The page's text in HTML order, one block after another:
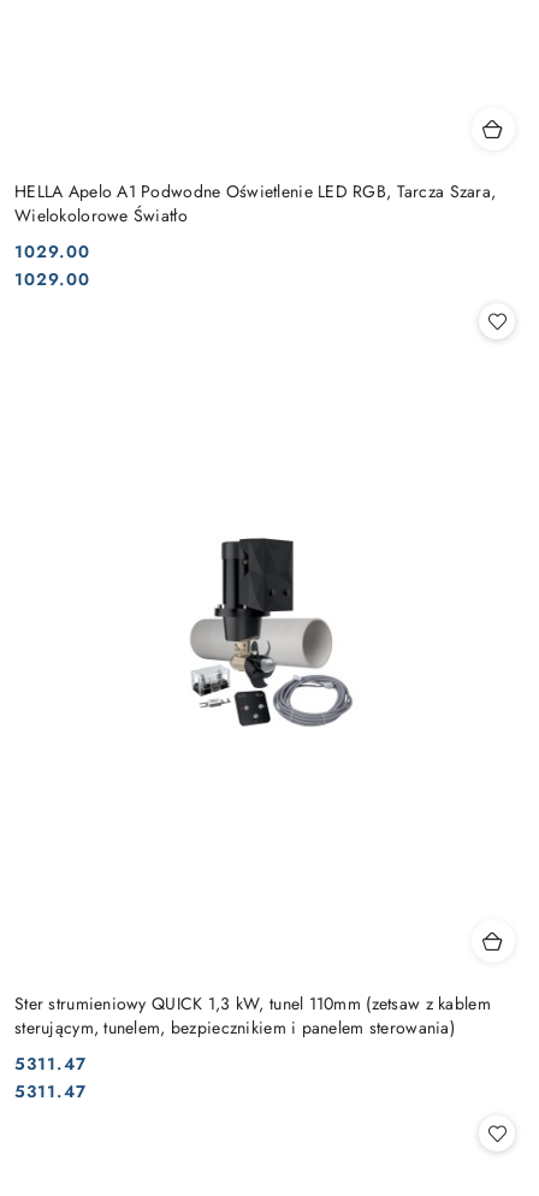
HELLA Apelo A1 Podwodne Oświetlenie LED RGB, Tarcza Szara,
Wielokolorowe Światło
Cena:
1029.00
Cena:
1029.00
Ster strumieniowy QUICK 1,3 kW, tunel 110mm (zetsaw z kablem
sterującym, tunelem, bezpiecznikiem i panelem sterowania)
Cena:
5311.47
Cena:
5311.47